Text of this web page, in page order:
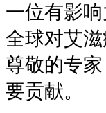
一位有影
全球对艾
尊敬的专
要贡献。